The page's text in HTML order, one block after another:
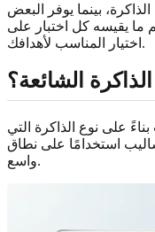
بينما يوفر البعض
ما يقيسه كل اختبار على
اختيار المناسب لأهدافك.
الشائعة؟
على نوع الذاكرة التي
استخدامًا على نطاق
واسع.